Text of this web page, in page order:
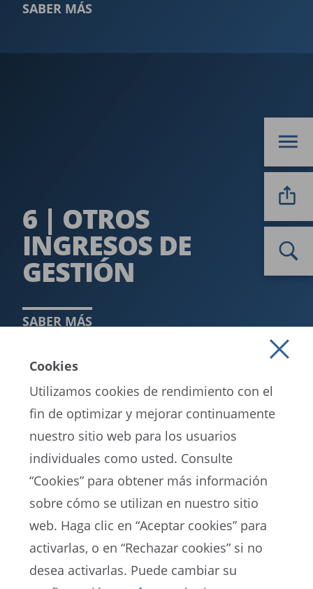
SABER MÁS
6 | OTROS
INGRESOS DE
GESTIÓN
SABER MÁS
EN ES FR
Términos de Servicio
Cookies
Utilizamos cookies de rendimiento con el
fin de optimizar y mejorar continuamente
nuestro sitio web para los usuarios
individuales como usted. Consulte
“Cookies” para obtener más información
sobre cómo se utilizan en nuestro sitio
web. Haga clic en “Aceptar cookies” para
activarlas, o en “Rechazar cookies” si no
desea activarlas. Puede cambiar su